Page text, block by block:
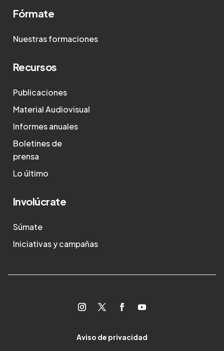
Fórmate
Nuestras formaciones
Recursos
Publicaciones
Material Audiovisual
Informes anuales
Boletines de
prensa
Lo último
Involúcrate
Súmate
Iniciativas y campañas
Aviso de privacidad